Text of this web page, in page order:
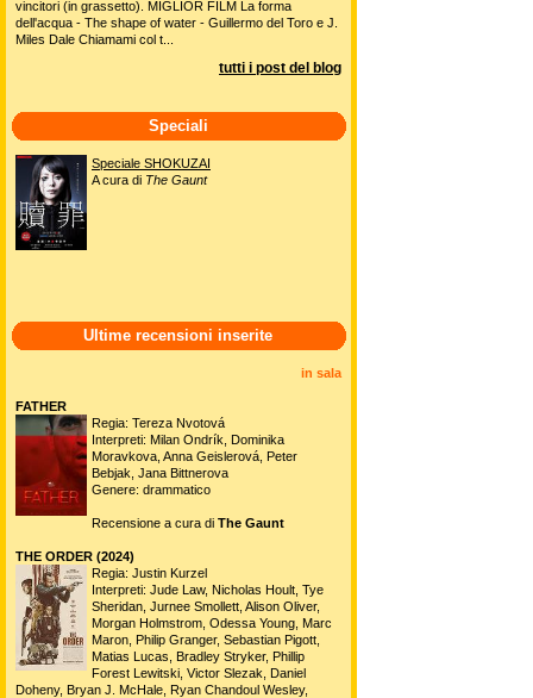
vincitori (in grassetto). MIGLIOR FILM La forma
dell'acqua - The shape of water - Guillermo del Toro e J.
Miles Dale Chiamami col t...
tutti i post del blog
Speciali
Speciale SHOKUZAI
A cura di The Gaunt
Ultime recensioni inserite
in sala
FATHER
Regia: Tereza Nvotová
Interpreti: Milan Ondrík, Dominika
Moravkova, Anna Geislerová, Peter
Bebjak, Jana Bittnerova
Genere: drammatico
Recensione a cura di The Gaunt
THE ORDER (2024)
Regia: Justin Kurzel
Interpreti: Jude Law, Nicholas Hoult, Tye
Sheridan, Jurnee Smollett, Alison Oliver,
Morgan Holmstrom, Odessa Young, Marc
Maron, Philip Granger, Sebastian Pigott,
Matias Lucas, Bradley Stryker, Phillip
Forest Lewitski, Victor Slezak, Daniel
Doheny, Bryan J. McHale, Ryan Chandoul Wesley,